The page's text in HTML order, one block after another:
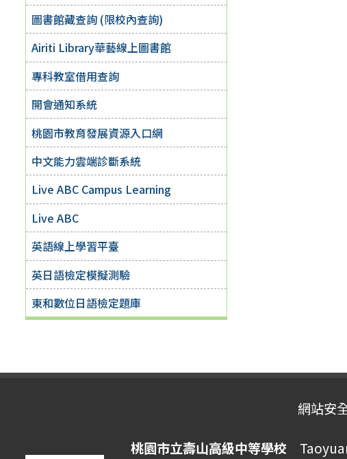
圖書館藏查詢 (限校內查詢)
Airiti Library華藝線上圖書館
專科教室借用查詢
開會通知系統
桃園市教育發展資源入口網
中文能力雲端診斷系統
Live ABC Campus Learning
Live ABC
英語線上學習平臺
英日語檢定模擬測驗
東和數位日語檢定題庫
網站安
桃園市立壽山高級中等學校